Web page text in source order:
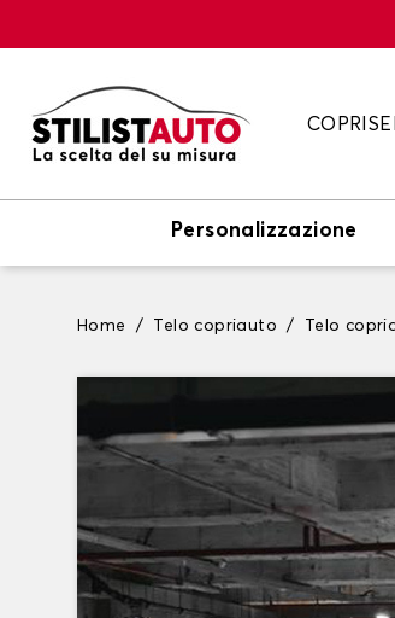
Personalizzazione
Home Telo copriauto Telo